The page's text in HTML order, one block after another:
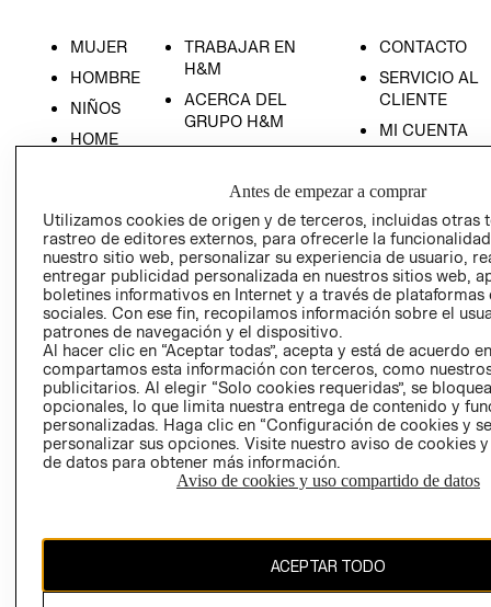
MUJER
HOMBRE
NIÑOS
HOME
TRABAJAR EN
H&M
ACERCA DEL
GRUPO H&M
RESPONSABILIDAD
RELACIÓN CON
INVERSIONISTAS
POLÍTICA
EMPRESARIAL
CONTACTO
SERVICIO AL
CLIENTE
MI CUENTA
- RETIRO EN
TIENDA
TÉRMINOS Y
CONDICIONES
AVISO DE
PRIVACIDAD
GIFT CARD
AVISO DE
COOKIES
Chile ($)
Antes de empezar a comprar
Utilizamos cookies de origen y de terceros, incluidas otras
rastreo de editores externos, para ofrecerle la
nuestro sitio web, personalizar su experiencia de usuario,
entregar publicidad personalizada en nuestros sitios web,
boletines informativos en Internet y a través de plataformas
sociales. Con ese fin, recopilamos información sobre el
patrones de navegación y el dispositivo.
Al hacer clic en “Aceptar todas”, acepta y está de acuerdo
compartamos esta información con terceros, como
publicitarios. Al elegir “Solo cookies requeridas”, se
opcionales, lo que limita nuestra entrega de contenido y
personalizadas. Haga clic en “Configuración de cookies y
personalizar sus opciones. Visite nuestro aviso de cookies
de datos para obtener más información.
Aviso de cookies y uso compartido de datos
ACEPTAR TODO